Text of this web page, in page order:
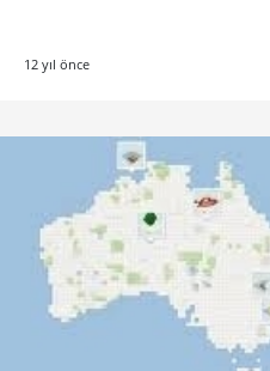
12 yıl önce